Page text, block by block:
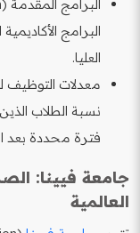
البرامج
العليا.
نسبة الطلاب
فترة محددة بعد
جامعة فيينا:
العالمية